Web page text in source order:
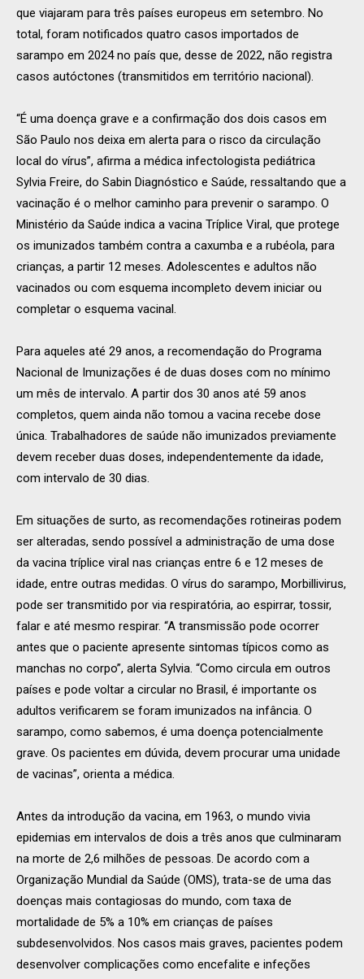
que viajaram para três países europeus em setembro. No
total, foram notificados quatro casos importados de
sarampo em 2024 no país que, desse de 2022, não registra
casos autóctones (transmitidos em território nacional).
“É uma doença grave e a confirmação dos dois casos em
São Paulo nos deixa em alerta para o risco da circulação
local do vírus”, afirma a médica infectologista pediátrica
Sylvia Freire, do Sabin Diagnóstico e Saúde, ressaltando que a
vacinação é o melhor caminho para prevenir o sarampo. O
Ministério da Saúde indica a vacina Tríplice Viral, que protege
os imunizados também contra a caxumba e a rubéola, para
crianças, a partir 12 meses. Adolescentes e adultos não
vacinados ou com esquema incompleto devem iniciar ou
completar o esquema vacinal.
Para aqueles até 29 anos, a recomendação do Programa
Nacional de Imunizações é de duas doses com no mínimo
um mês de intervalo. A partir dos 30 anos até 59 anos
completos, quem ainda não tomou a vacina recebe dose
única. Trabalhadores de saúde não imunizados previamente
devem receber duas doses, independentemente da idade,
com intervalo de 30 dias.
Em situações de surto, as recomendações rotineiras podem
ser alteradas, sendo possível a administração de uma dose
da vacina tríplice viral nas crianças entre 6 e 12 meses de
idade, entre outras medidas. O vírus do sarampo, Morbillivirus,
pode ser transmitido por via respiratória, ao espirrar, tossir,
falar e até mesmo respirar. “A transmissão pode ocorrer
antes que o paciente apresente sintomas típicos como as
manchas no corpo”, alerta Sylvia. “Como circula em outros
países e pode voltar a circular no Brasil, é importante os
adultos verificarem se foram imunizados na infância. O
sarampo, como sabemos, é uma doença potencialmente
grave. Os pacientes em dúvida, devem procurar uma unidade
de vacinas”, orienta a médica.
Antes da introdução da vacina, em 1963, o mundo vivia
epidemias em intervalos de dois a três anos que culminaram
na morte de 2,6 milhões de pessoas. De acordo com a
Organização Mundial da Saúde (OMS), trata-se de uma das
doenças mais contagiosas do mundo, com taxa de
mortalidade de 5% a 10% em crianças de países
subdesenvolvidos. Nos casos mais graves, pacientes podem
desenvolver complicações como encefalite e infeções